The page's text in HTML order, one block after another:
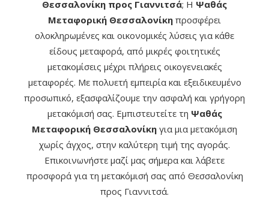
Θεσσαλονίκη προς Γιαννιτσά; Η Ψαθάς
Μεταφορική Θεσσαλονίκη προσφέρει
ολοκληρωμένες και οικονομικές λύσεις για κάθε
είδους μεταφορά, από μικρές φοιτητικές
μετακομίσεις μέχρι πλήρεις οικογενειακές
μεταφορές. Με πολυετή εμπειρία και εξειδικευμένο
προσωπικό, εξασφαλίζουμε την ασφαλή και γρήγορη
μετακόμισή σας. Εμπιστευτείτε τη Ψαθάς
Μεταφορική Θεσσαλονίκη για μια μετακόμιση
χωρίς άγχος, στην καλύτερη τιμή της αγοράς.
Επικοινωνήστε μαζί μας σήμερα και λάβετε
προσφορά για τη μετακόμισή σας από Θεσσαλονίκη
προς Γιαννιτσά.